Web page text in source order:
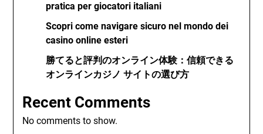
pratica per giocatori italiani
Scopri come navigare sicuro nel mondo dei
casino online esteri
勝てると評判のオンライン体験：信頼できる
オンラインカジノ サイトの選び方
Recent Comments
No comments to show.